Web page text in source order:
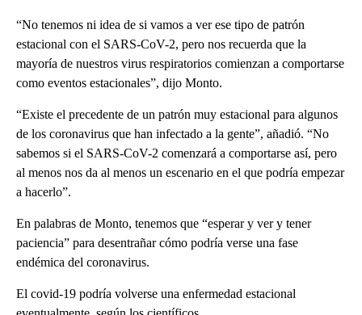
“No tenemos ni idea de si vamos a ver ese tipo de patrón
estacional con el SARS-CoV-2, pero nos recuerda que la
mayoría de nuestros virus respiratorios comienzan a comportarse
como eventos estacionales”, dijo Monto.
“Existe el precedente de un patrón muy estacional para algunos
de los coronavirus que han infectado a la gente”, añadió. “No
sabemos si el SARS-CoV-2 comenzará a comportarse así, pero
al menos nos da al menos un escenario en el que podría empezar
a hacerlo”.
En palabras de Monto, tenemos que “esperar y ver y tener
paciencia” para desentrañar cómo podría verse una fase
endémica del coronavirus.
El covid-19 podría volverse una enfermedad estacional